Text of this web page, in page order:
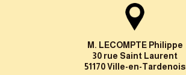
M. LECOMPTE Philippe
30 rue Saint Laurent
51170 Ville-en-Tardenois